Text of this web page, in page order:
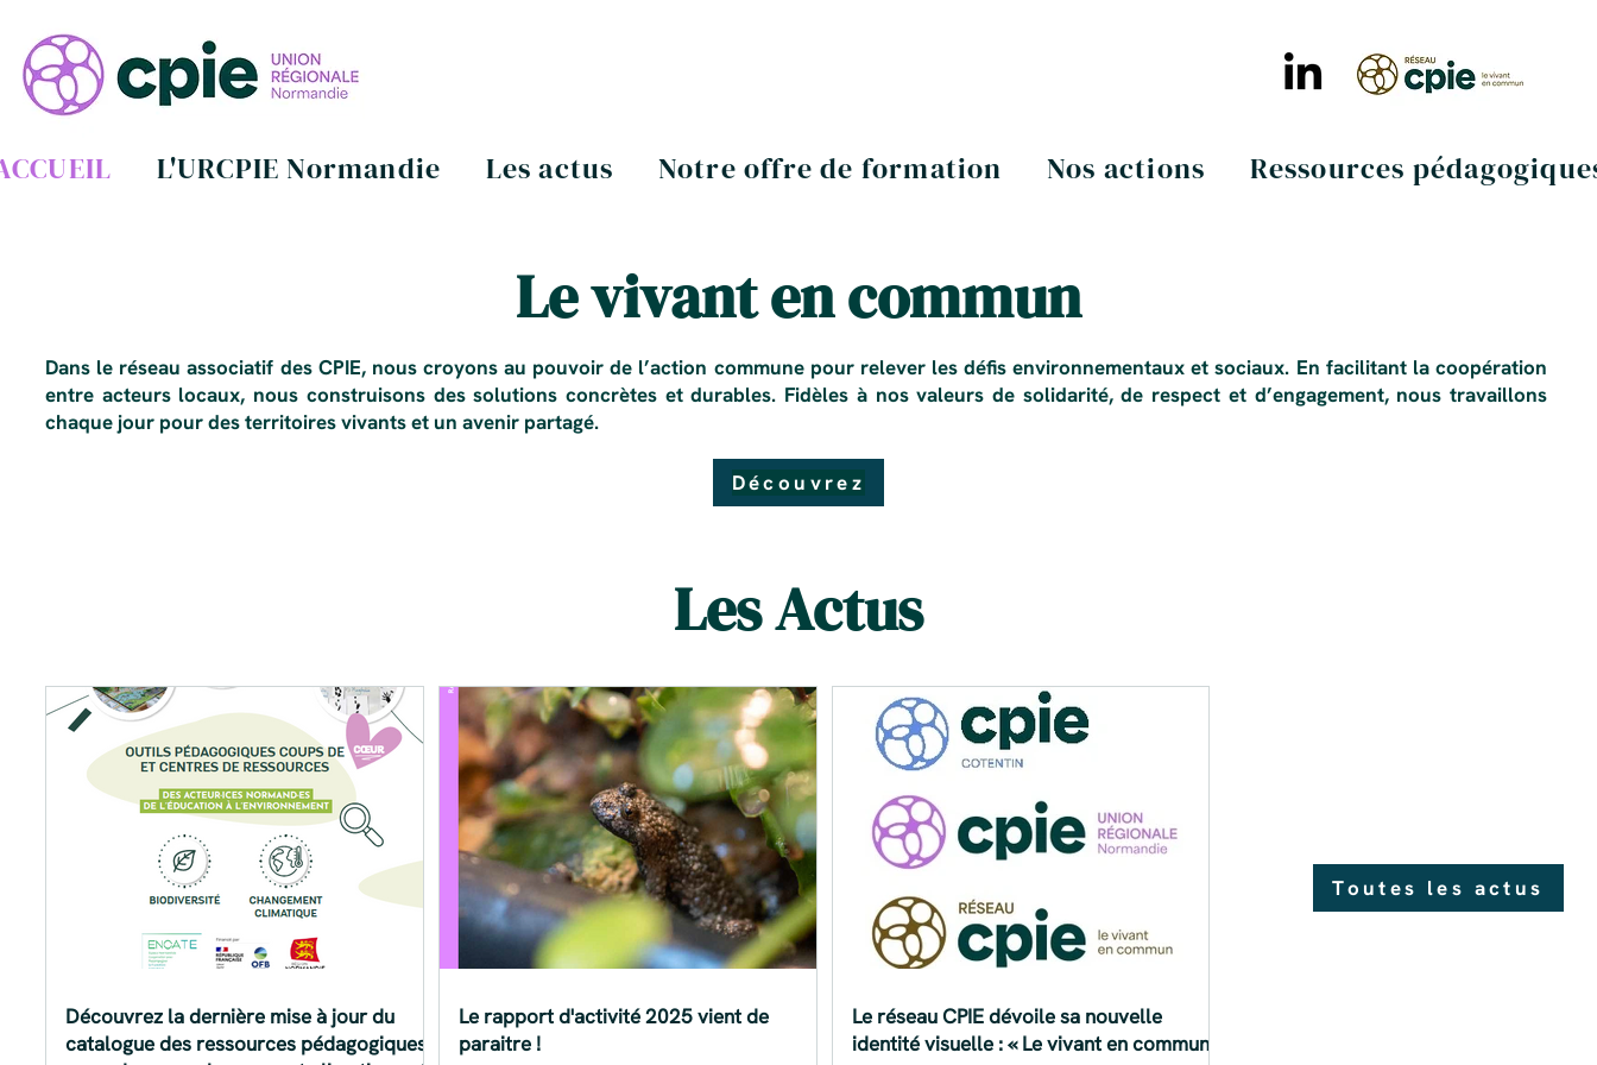
L'URCPIE Normandie Les actus Notre offre de formation Nos actions Ressources
Le vivant en commun
Dans le réseau associatif des CPIE, nous croyons au pouvoir de l’action commune pour relever les défis environnementaux et sociaux. En facilitant la coopération
entre acteurs locaux, nous construisons des solutions concrètes et durables. Fidèles à nos valeurs de solidarité, de respect et d’engagement, nous travaillons
chaque jour pour des territoires vivants et un avenir partagé.
Découvrez
Les Actus
Découvrez la dernière mise à jour du
catalogue des ressources pédagogiques
Le rapport d'activité 2025 vient de
paraitre !
Le réseau CPIE dévoile sa nouvelle
identité visuelle : « Le vivant en commun »
Toutes les actus